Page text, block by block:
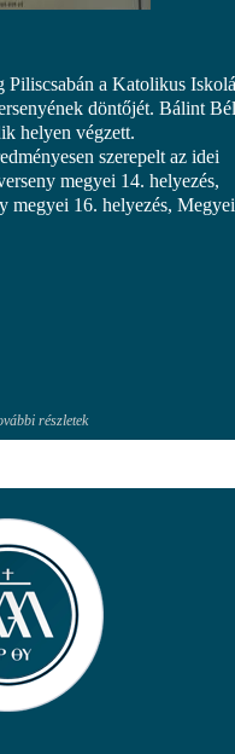
Piliscsabán a Katolikus
döntőjét. Bálint
helyen végzett.
szerepelt az idei
megyei 14. helyezés,
megyei 16. helyezés, Megyei
részletek